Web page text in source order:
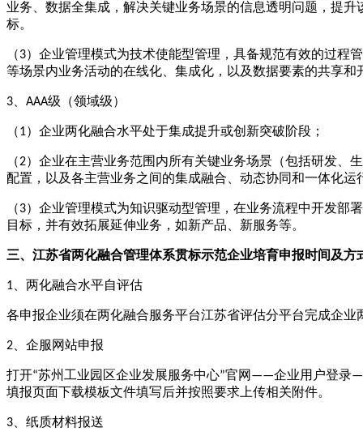
业务、数据全集成，解决关键业务场景的信息透明问题，提
标。
（ 3）企业管理模式为技术使能型管理，具备规范有效的过程
等场景内业务活动的在线化、集成化，以及数据要素的共享和
3、AAA级（领域级）
（ 1）企业两化融合水平处于集成提升或创新突破阶段；
（2）企业在主营业务范围内所有关键业务场景（包括研发、
配置，以及各主营业务之间的集成融合、动态协同和一体化运
（ 3）企业管理模式为知识驱动型管理，在业务流程中开发部
目标，并有效拓展延伸业务，如新产品、新服务等。
三、江苏省两化融合管理体系贯标示范企业培育申报时间及方
1、两化融合水平自评估
各申报企业须在两化融合服务平台江苏省评估分平台完成企
2、企服网站申报
打开“苏州工业园区企业发展服务中心”官网——企业用户登录
填报页面下载模板文件填写后并按照要求上传相关附件。
3、纸质材料报送